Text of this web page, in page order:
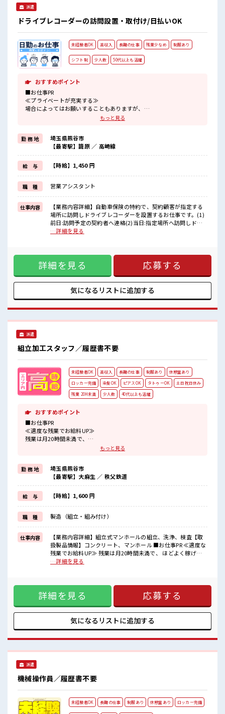
派遣
ドライブレコーダーの訪問設置・取付け/日払いOK
未経験者OK 高収入 長期の仕事 残業少なめ 制服あり
シフト制 少人数 50代以上も活躍
おすすめポイント
■お仕事PR
≪プライベートが充実する≫
場合によってはお願いすることもありますが、
制服があるので、
毎日の服装の悩み解消♪
≪未経験の方も大カンゲイ≫
新しいことにチャレンジするのは不安だけど、
しっかり働く環境が整っています！
イチからスキルUP・ステップUP目指していきましょう！
≪収入アップを目指せる≫
高時給だらけの派遣のお仕事です！
■職場の雰囲気
少人数ですぐに馴染むことができそう♪
アットホームな環境☆
残業はほとんどなし！
もっと見る
勤 務 地
埼玉県熊谷市
【最寄駅】籠原 ／ 高崎線
給 与 【時給】1,450 円
職 種 営業アシスタント
仕事内容
【業務内容詳細】自動車保険の特約で、契約顧客が指定する
場所に訪問しドライブレコーダーを設置するお仕事です。(1)
前日:訪問予定の契約者へ連絡(2)当日:指定場所へ訪問しドラ
レコの設置(直行・直帰)※クレーム・トラブルは別途コールセ
こともありますが、 残業はほとんどナシ！ ≪ラクラク制服ア
リ≫ 制服があるので、 毎日の服装の悩み解消♪ ≪未経験の方
も大カンゲイ≫ 新しいことにチャレンジするのは不安だけ
ど、 しっかり働く環境が整っています！ イチからスキルUP・
ステップUP目指していきましょう！ ≪収入アップを目指せる
≫ 高時給だらけの派遣のお仕事です！ ■職場の雰囲気 少人数
はほとんどなし！ プライベートも謳歌できる☆ 高収入もバッ
チリ目指せますよ！
…詳細を見る
詳細を見る 応募する
気になるリストに追加する
派遣
組立加工スタッフ／履歴書不要
未経験者OK 高収入 長期の仕事 制服あり
休憩室あり
ロッカー完備
染髪OK ピアスOK タトゥーOK
土日祝日休み
残業 20H未満
少人数 40代以上も活躍
おすすめポイント
■お仕事PR
≪適度な残業でお給料UP≫
残業は月20時間未満で、
週末は家族や友人と一緒にプライベート満喫！
≪髪型自由≫
基本的に髪色自由で明るすぎたり奇抜でなければOKです！
(規定有)≪ラクラク制服アリ≫
制服があるので、
毎日の服装の悩み解消♪
≪初めての仕事だけど自分にもできそう≫
新しいことにチャレンジするのは不安だけど、
しっかり働く環境が整っています！
イチからスキルUP・ステップUP目指していきましょう！
■職場の雰囲気
“コジンマリ”が好きな方にもお勧め！！
一息つける休憩スペースもあります！
もっと見る
勤 務 地
埼玉県熊谷市
【最寄駅】大麻生 ／ 秩父鉄道
給 与 【時給】1,600 円
職 種 製造（組立・組み付け）
仕事内容
【業務内容詳細】組立式マンホールの組立、洗浄、検査【取
扱製品情報】コンクリート、マンホール ■お仕事PR ≪適度な
残業でお給料UP≫ 残業は月20時間未満で、 ほどよく稼げま
す♪ ≪週休2日制≫ 週末は家族や友人と一緒にプライベート
ので、 毎日の服装の悩み解消♪ ≪初めての仕事だけど自分に
もできそう≫ 新しいことにチャレンジするのは不安だけど、
しっかり働く環境が整っています！ イチからスキルUP・ステ
ップUP目指していきましょう！ ■職場の雰囲気 “コジンマ
リ”が好きな方にもお勧め！！ 少人数の職場です♪ 派手すぎ
なければ多少のヘアカラーもOKなのはウレシイPoint☆ 一息
…詳細を見る
詳細を見る 応募する
気になるリストに追加する
派遣
機械操作員／履歴書不要
未経験者OK 長期の仕事 制服あり 休憩室あり ロッカー完備